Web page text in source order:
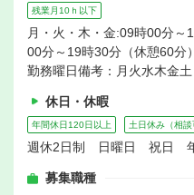
残業月10ｈ以下
月・火・木・金:09時00分
00分～19時30分（休憩60分
勤務曜日備考：月火水木金土
休日・休暇
年間休日120日以上 土日休み（相談
週休2日制 日曜日 祝日
募集職種